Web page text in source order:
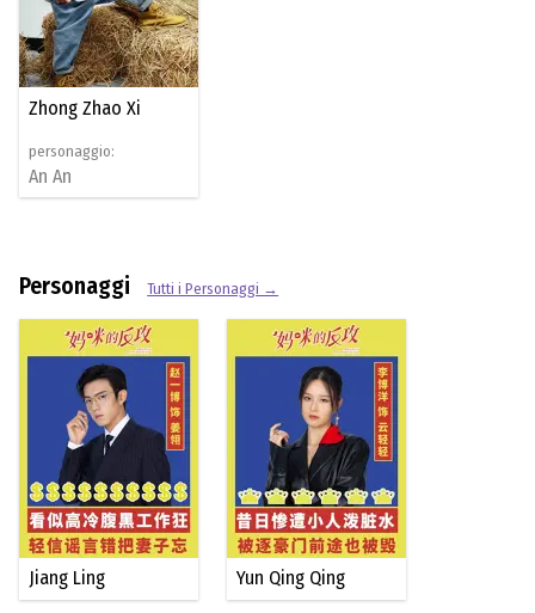
Zhong Zhao Xi
personaggio:
An An
Personaggi Tutti i Personaggi →
Jiang Ling Yun Qing Qing